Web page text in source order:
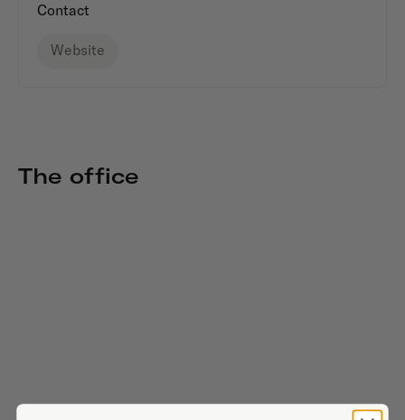
Contact
Website
The office